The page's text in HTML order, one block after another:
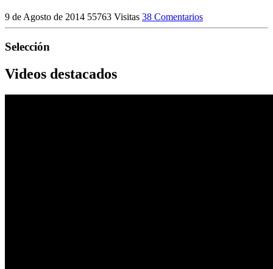
9 de Agosto de 2014 55763 Visitas 38 Comentarios
Selección
Videos destacados